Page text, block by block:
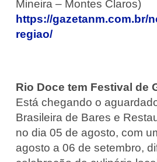
Mineira – Montes Claros)
https://gazetanm.com.br/
regiao/
Rio Doce tem Festival de
Está chegando o
Brasileira de Bares e
no dia 05 de agosto, com
agosto a 06 de setembro,